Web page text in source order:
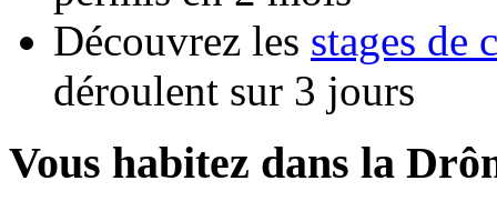
Découvrez les stages de
déroulent sur 3 jours
Vous habitez dans la